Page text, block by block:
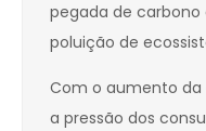
pegada de carbono
poluição de
Com o aumento
a pressão dos